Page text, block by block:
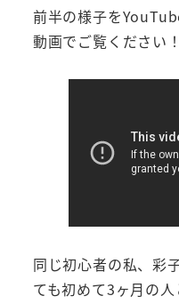
前半の様子を
動画でご覧ください！
同じ初心者の私、彩
ても初めて3ヶ月の